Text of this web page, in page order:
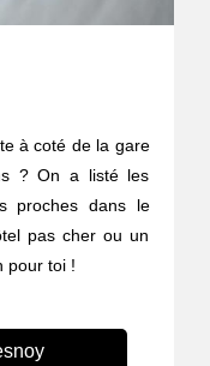
à coté de la gare
? On a listé les
proches dans le
pas cher ou un
pour toi !